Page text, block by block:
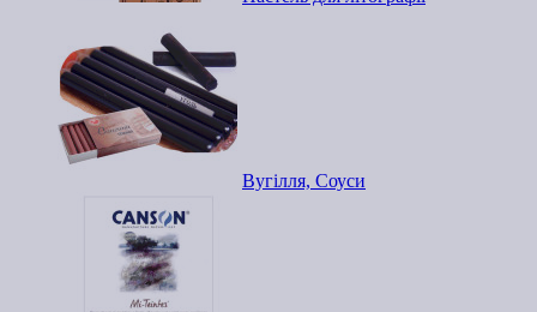
Вугілля, Соуси